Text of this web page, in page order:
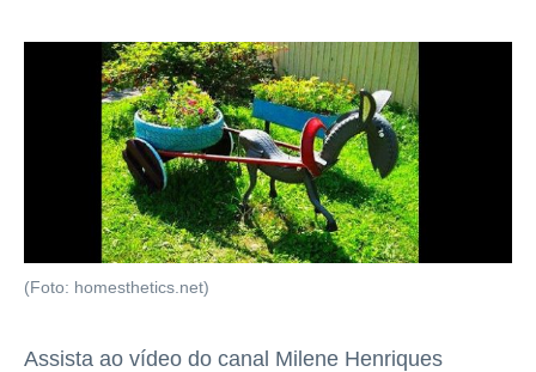
(Foto: homesthetics.net)
Assista ao vídeo do canal Milene Henriques